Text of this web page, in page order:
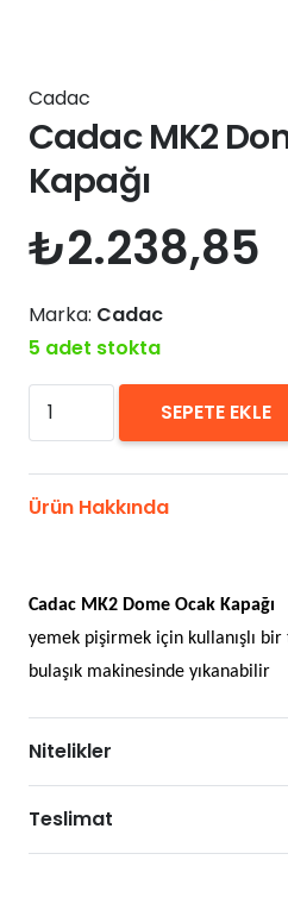
Cadac
Cadac MK2
Kapağı
₺2.238,85
Marka: Cadac
5 adet stokta
Cadac
MK2
Ocak
SEPETE EKLE
Ürün Hakkında
Cadac MK2 Dome Ocak Kapağı
yemek pişirmek için kullanışlı bir
bulaşık makinesinde yıkanabilir
Nitelikler
Teslimat